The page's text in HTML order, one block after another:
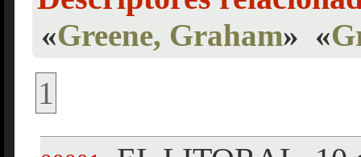
«Greene, Graham» «
1